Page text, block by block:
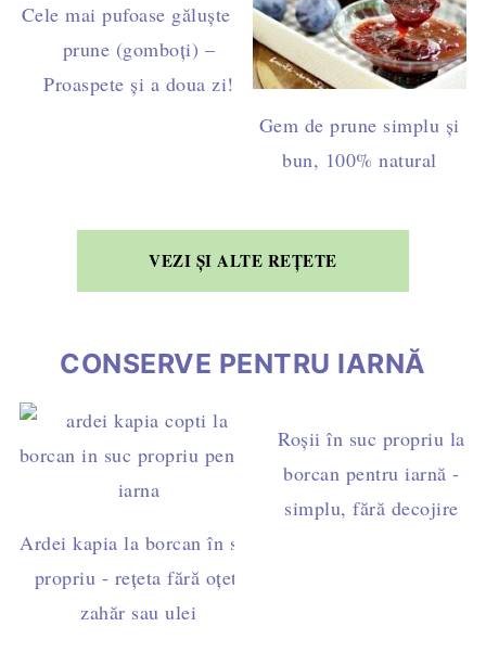
Cele mai pufoase găluște cu
prune (gomboți) –
Proaspete și a doua zi!
Gem de prune simplu și
bun, 100% natural
VEZI ȘI ALTE REȚETE
CONSERVE PENTRU IARNĂ
Ardei kapia la borcan în suc
propriu - rețeta fără oțet,
zahăr sau ulei
Roșii în suc propriu la
borcan pentru iarnă -
simplu, fără decojire